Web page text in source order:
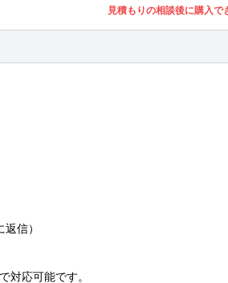
見積もりの相談後に購入で
信）
対応可能です。